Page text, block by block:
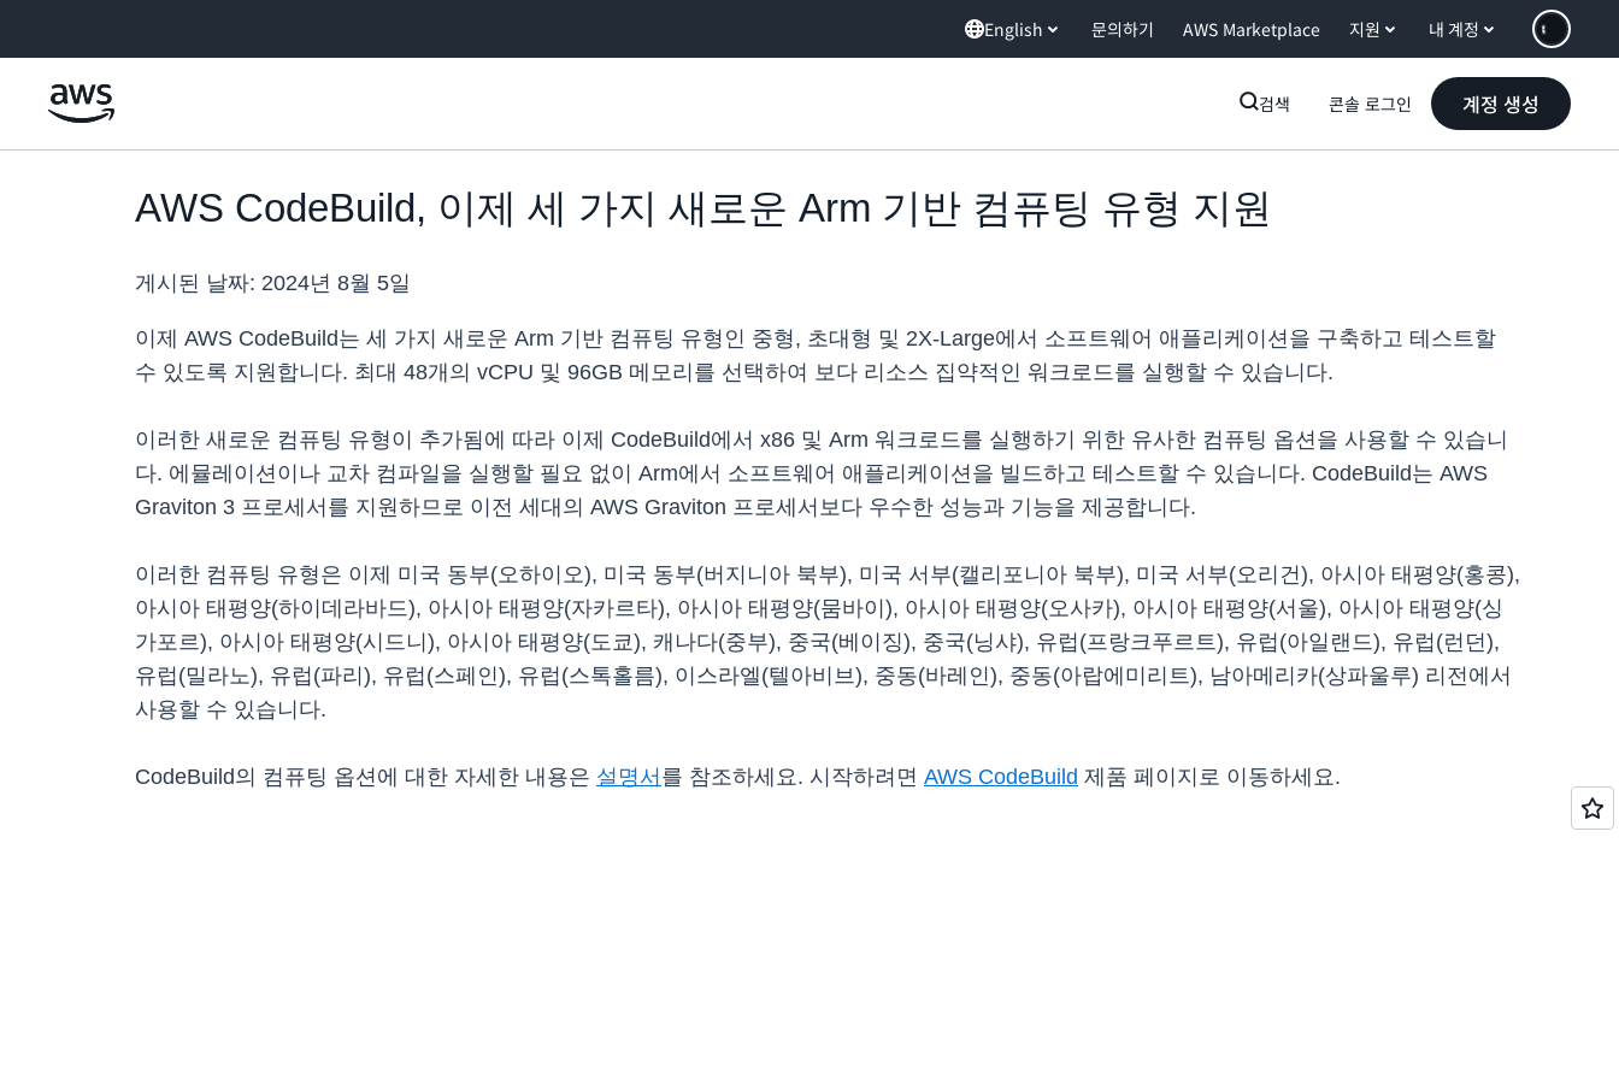
English 문의하기 AWS Marketplace 지원 내 계정
검색 콘솔 로그인 계정 생성
AWS CodeBuild, 이제 세 가지 새로운 Arm 기반 컴퓨팅 유형 지원
게시된 날짜: 2024년 8월 5일
이제 AWS CodeBuild는 세 가지 새로운 Arm 기반 컴퓨팅 유형인 중형, 초대형 및 2X-Large에서 소프트웨어 애플리케이션을 구축하고 테스트할
수 있도록 지원합니다. 최대 48개의 vCPU 및 96GB 메모리를 선택하여 보다 리소스 집약적인 워크로드를 실행할 수 있습니다.
이러한 새로운 컴퓨팅 유형이 추가됨에 따라 이제 CodeBuild에서 x86 및 Arm 워크로드를 실행하기 위한 유사한 컴퓨팅 옵션을 사용할 수 있습니
다. 에뮬레이션이나 교차 컴파일을 실행할 필요 없이 Arm에서 소프트웨어 애플리케이션을 빌드하고 테스트할 수 있습니다. CodeBuild는 AWS
Graviton 3 프로세서를 지원하므로 이전 세대의 AWS Graviton 프로세서보다 우수한 성능과 기능을 제공합니다.
이러한 컴퓨팅 유형은 이제 미국 동부(오하이오), 미국 동부(버지니아 북부), 미국 서부(캘리포니아 북부), 미국 서부(오리건), 아시아 태평양(홍콩),
아시아 태평양(하이데라바드), 아시아 태평양(자카르타), 아시아 태평양(뭄바이), 아시아 태평양(오사카), 아시아 태평양(서울), 아시아 태평양(싱
가포르), 아시아 태평양(시드니), 아시아 태평양(도쿄), 캐나다(중부), 중국(베이징), 중국(닝샤), 유럽(프랑크푸르트), 유럽(아일랜드), 유럽(런던),
유럽(밀라노), 유럽(파리), 유럽(스페인), 유럽(스톡홀름), 이스라엘(텔아비브), 중동(바레인), 중동(아랍에미리트), 남아메리카(상파울루) 리전에서
사용할 수 있습니다.
CodeBuild의 컴퓨팅 옵션에 대한 자세한 내용은 설명서 를 참조하세요. 시작하려면 AWS CodeBuild 제품 페이지로 이동하세요.